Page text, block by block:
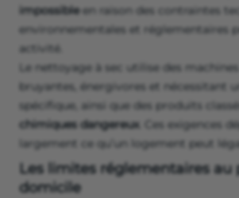
impossibleen raison des contraintes
environnementales et réglementaires
activité.
Le nettoyage à sec utilise des
bruyantes, énergivores et nécessitant
spécifique, ainsi que des produits
chimiques dangereux. Ces exigences
largement ce qu’un logement peut
Les limites réglementaires au
domicile